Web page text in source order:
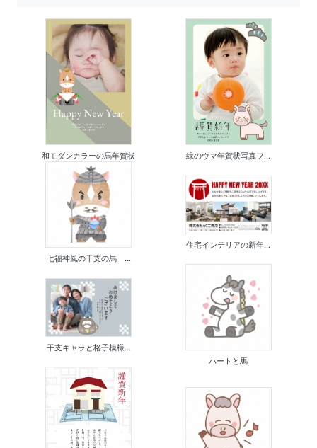
和モダンカラーの馬年賀状 緑のウマ年賀状写真フ...
七福神風の干支の馬 ...
住宅インテリアの新年...
干支キャラと格子模様...
ハートと馬